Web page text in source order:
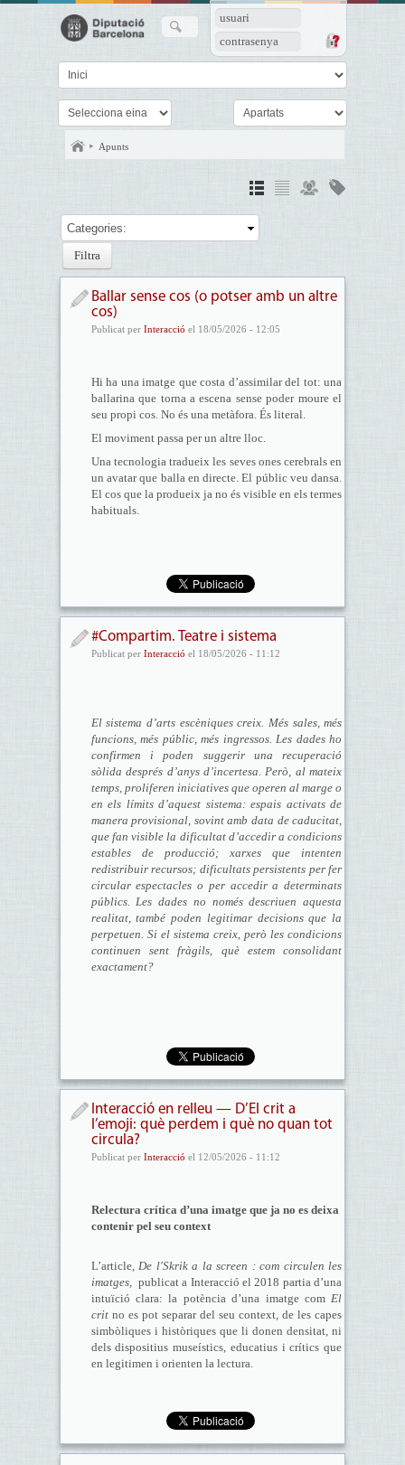
usuari
contrasenya
Apunts
Categories:
Ballar sense cos (o potser amb un altre
cos)
Publicat per Interacció el 18/05/2026 - 12:05
Hi ha una imatge que costa d’assimilar del tot: una
ballarina que torna a escena sense poder moure el
seu propi cos. No és una metàfora. És literal.
El moviment passa per un altre lloc.
Una tecnologia tradueix les seves ones cerebrals en
un avatar que balla en directe. El públic veu dansa.
El cos que la produeix ja no és visible en els termes
habituals.
#Compartim. Teatre i sistema
Publicat per Interacció el 18/05/2026 - 11:12
El sistema d’arts escèniques creix. Més sales, més
funcions, més públic, més ingressos. Les dades ho
confirmen i poden suggerir una recuperació
sòlida després d’anys d’incertesa. Però, al mateix
temps, proliferen iniciatives que operen al marge o
en els límits d’aquest sistema: espais activats de
manera provisional, sovint amb data de caducitat,
que fan visible la dificultat d’accedir a condicions
estables de producció; xarxes que intenten
redistribuir recursos; dificultats persistents per fer
circular espectacles o per accedir a determinats
públics. Les dades no només descriuen aquesta
realitat, també poden legitimar decisions que la
perpetuen. Si el sistema creix, però les condicions
continuen sent fràgils, què estem consolidant
exactament?
Interacció en relleu — D’El crit a
l’emoji: què perdem i què no quan tot
circula?
Publicat per Interacció el 12/05/2026 - 11:12
Relectura crítica d’una imatge que ja no es deixa
contenir pel seu context
L’article,De l'Skrik a la screen : com circulen les
imatges, publicat a Interacció el 2018 partia d’una
intuïció clara: la potència d’una imatge comEl
critno es pot separar del seu context, de les capes
simbòliques i històriques que li donen densitat, ni
dels dispositius museístics, educatius i crítics que
en legitimen i orienten la lectura.